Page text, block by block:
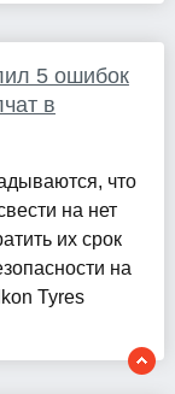
5 ошибок
в
что
на нет
их срок
на
Tyres